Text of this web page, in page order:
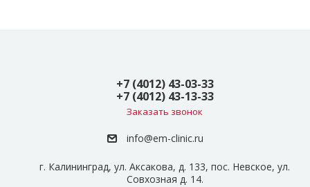
+7 (4012) 43-03-33
+7 (4012) 43-13-33
Заказать звонок
info@em-clinic.ru
г. Калининград, ул. Аксакова, д. 133, пос. Невское, ул.
Совхозная д. 14.